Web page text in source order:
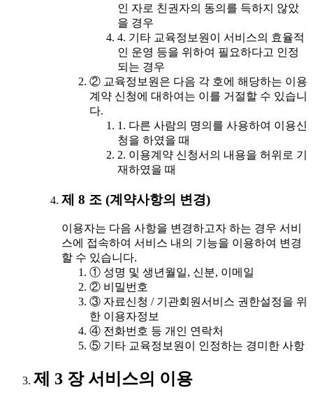
인 자로 친권자의 동의를 득하지 않았
을 경우
4. 기타 교육정보원이 서비스의 효율적
인 운영 등을 위하여 필요하다고 인정
되는 경우
② 교육정보원은 다음 각 호에 해당하는 이용
계약 신청에 대하여는 이를 거절할 수 있습니
다.
1. 다른 사람의 명의를 사용하여 이용신
청을 하였을 때
2. 이용계약 신청서의 내용을 허위로 기
재하였을 때
제 8 조 (계약사항의 변경)
이용자는 다음 사항을 변경하고자 하는 경우 서비
스에 접속하여 서비스 내의 기능을 이용하여 변경
할 수 있습니다.
① 성명 및 생년월일, 신분, 이메일
② 비밀번호
③ 자료신청 / 기관회원서비스 권한설정을 위
한 이용자정보
④ 전화번호 등 개인 연락처
⑤ 기타 교육정보원이 인정하는 경미한 사항
제 3 장 서비스의 이용